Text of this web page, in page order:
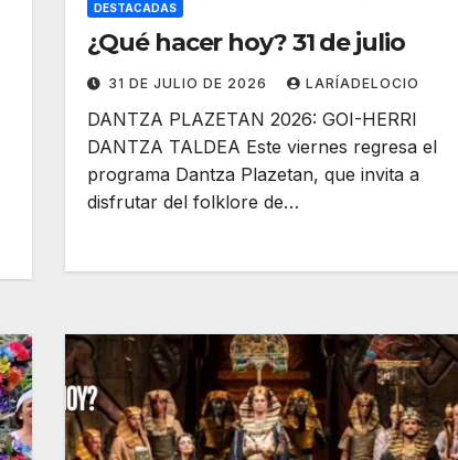
DESTACADAS
¿Qué hacer hoy? 31 de julio
31 DE JULIO DE 2026 LARÍADELOCIO
DANTZA PLAZETAN 2026: GOI-HERRI
DANTZA TALDEA Este viernes regresa el
programa Dantza Plazetan, que invita a
disfrutar del folklore de…